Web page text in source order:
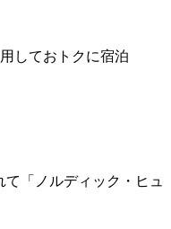
しておトクに宿泊
「ノルディック・ヒュ